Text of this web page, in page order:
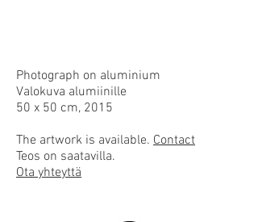
Photograph on aluminium
Valokuva alumiinille
50 x 50 cm, 2015
The artwork is available. Contact
Teos on saatavilla.
Ota yhteyttä